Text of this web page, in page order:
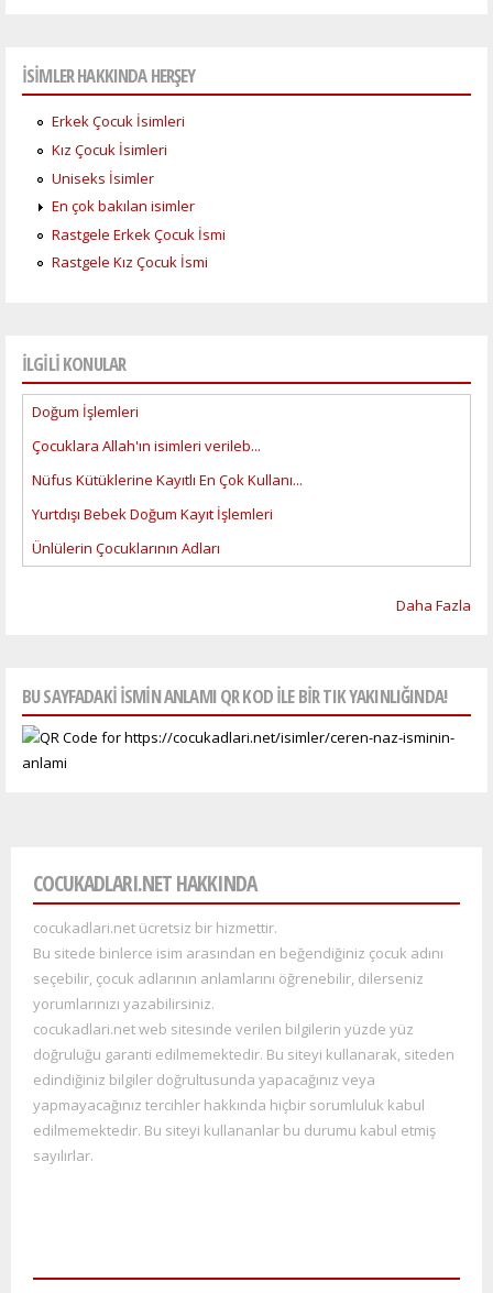
İSİMLER HAKKINDA HERŞEY
Erkek Çocuk İsimleri
Kız Çocuk İsimleri
Uniseks İsimler
En çok bakılan isimler
Rastgele Erkek Çocuk İsmi
Rastgele Kız Çocuk İsmi
İLGİLİ KONULAR
Doğum İşlemleri
Çocuklara Allah'ın isimleri verileb...
Nüfus Kütüklerine Kayıtlı En Çok Kullanı...
Yurtdışı Bebek Doğum Kayıt İşlemleri
Ünlülerin Çocuklarının Adları
Daha Fazla
BU SAYFADAKI ISMIN ANLAMI QR KOD ILE BIR TIK YAKINLIĞINDA!
COCUKADLARI.NET HAKKINDA
cocukadlari.net ücretsiz bir hizmettir.
Bu sitede binlerce isim arasından en beğendiğiniz çocuk adını
seçebilir, çocuk adlarının anlamlarını öğrenebilir, dilerseniz
yorumlarınızı yazabilirsiniz.
cocukadlari.net web sitesinde verilen bilgilerin yüzde yüz
doğruluğu garanti edilmemektedir. Bu siteyi kullanarak, siteden
edindiğiniz bilgiler doğrultusunda yapacağınız veya
yapmayacağınız tercihler hakkında hiçbir sorumluluk kabul
edilmemektedir. Bu siteyi kullananlar bu durumu kabul etmiş
sayılırlar.